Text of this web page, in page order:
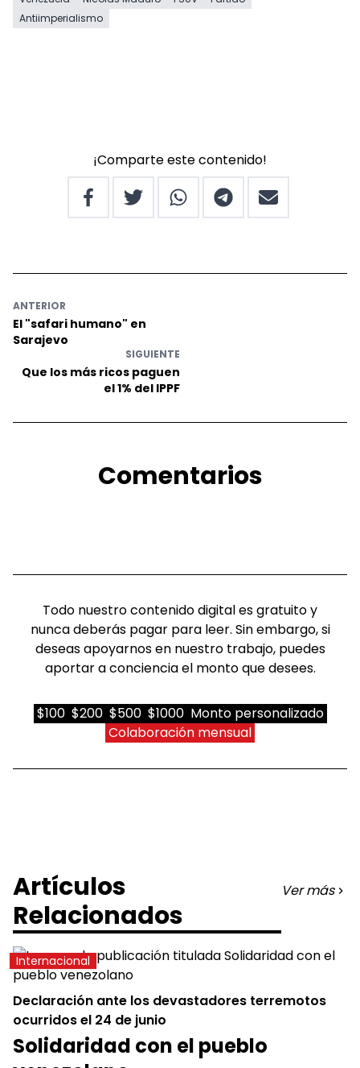
Antiimperialismo
¡Comparte este contenido!
ANTERIOR
El "safari humano" en
Sarajevo
SIGUIENTE
Que los más ricos paguen
el 1% del IPPF
Comentarios
Todo nuestro contenido digital es gratuito y
nunca deberás pagar para leer. Sin embargo, si
deseas apoyarnos en nuestro trabajo, puedes
aportar a conciencia el monto que desees.
$100 $200 $500 $1000 Monto personalizado
Colaboración mensual
Artículos
Relacionados
Ver más
Internacional
Declaración ante los devastadores terremotos
ocurridos el 24 de junio
Solidaridad con el pueblo